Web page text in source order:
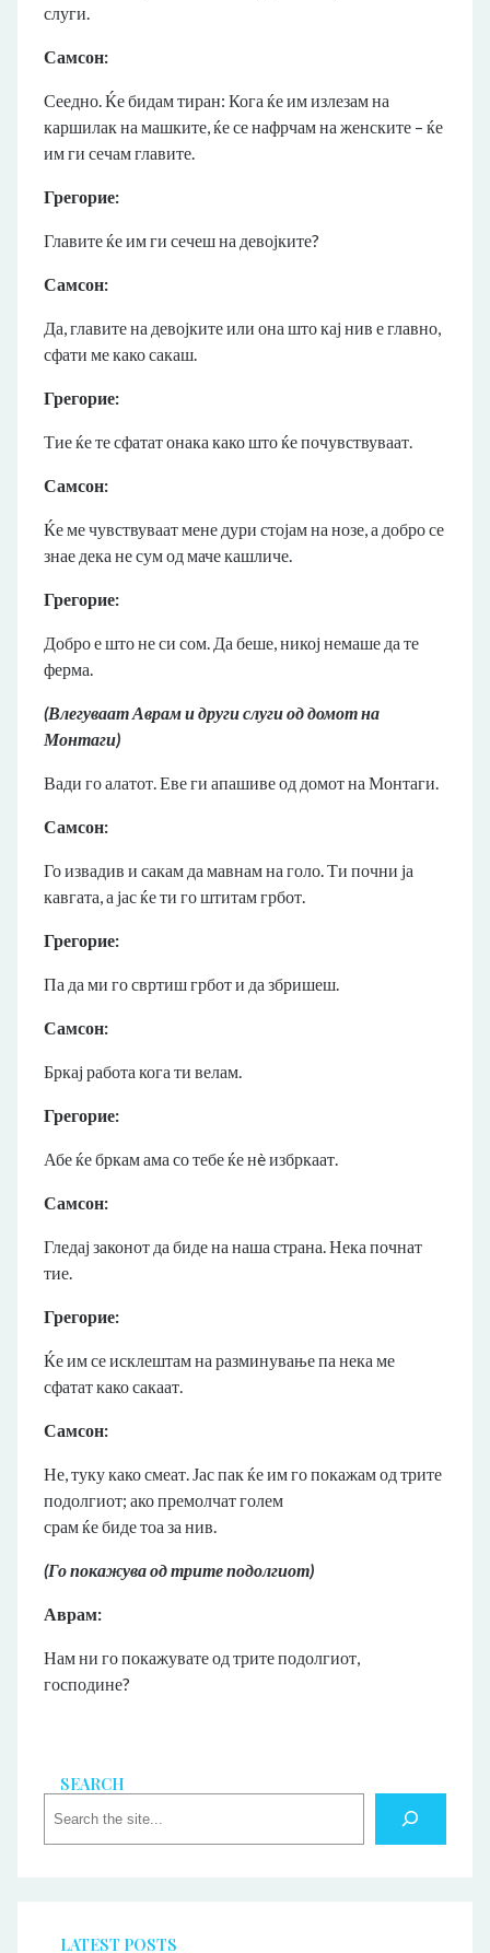
слуги.
Самсон:
Сеедно. Ќе бидам тиран: Кога ќе им излезам на
каршилак на машките, ќе се нафрчам на женските – ќе
им ги сечам главите.
Грегорие:
Главите ќе им ги сечеш на девојките?
Самсон:
Да, главите на девојките или она што кај нив е главно,
сфати ме како сакаш.
Грегорие:
Тие ќе те сфатат онака како што ќе почувствуваат.
Самсон:
Ќе ме чувствуваат мене дури стојам на нозе, а добро се
знае дека не сум од маче кашличе.
Грегорие:
Добро е што не си сом. Да беше, никој немаше да те
ферма.
(Влегуваат Аврам и други слуги од домот на
Монтаги)
Вади го алатот. Еве ги апашиве од домот на Монтаги.
Самсон:
Го извадив и сакам да мавнам на голо. Ти почни ја
кавгата, а јас ќе ти го штитам грбот.
Грегорие:
Па да ми го свртиш грбот и да збришеш.
Самсон:
Бркај работа кога ти велам.
Грегорие:
Абе ќе бркам ама со тебе ќе нè избркаат.
Самсон:
Гледај законот да биде на наша страна. Нека почнат
тие.
Грегорие:
Ќе им се исклештам на разминување па нека ме
сфатат како сакаат.
Самсон:
Не, туку како смеат. Јас пак ќе им го покажам од трите
подолгиот; ако премолчат голем
срам ќе биде тоа за нив.
(Го покажува од трите подолгиот)
Аврам:
Нам ни го покажувате од трите подолгиот,
господине?
SEARCH
a
LATEST POSTS